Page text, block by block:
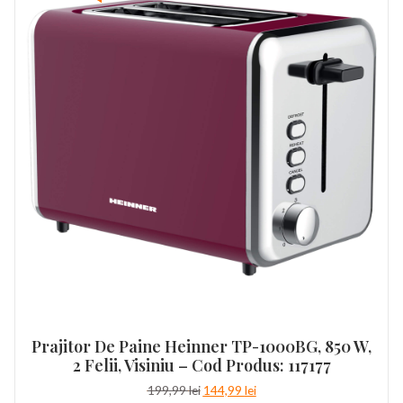
Prajitor De Paine Heinner TP-1000BG, 850 W,
2 Felii, Visiniu – Cod Produs: 117177
199,99lei Prețul
144,99 leiPrețul